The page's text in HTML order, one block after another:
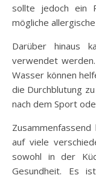
sollte jedoch ein
mögliche
Darüber hinaus
verwendet
Wasser können
die Durchblutung
nach dem Sport
auf viele
sowohl in der
Gesundheit. Es